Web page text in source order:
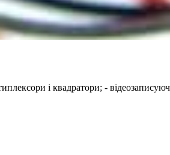
і квадратори; -